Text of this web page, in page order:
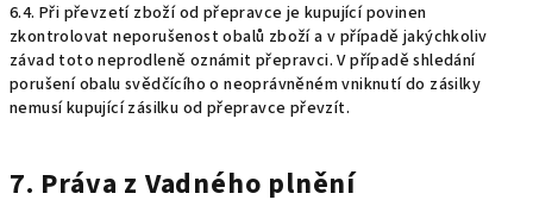
6.4. Při převzetí zboží od přepravce je kupující povinen
zkontrolovat neporušenost obalů zboží a v případě jakýchkoliv
závad toto neprodleně oznámit přepravci. V případě shledání
porušení obalu svědčícího o neoprávněném vniknutí do zásilky
nemusí kupující zásilku od přepravce převzít.
7. Práva z Vadného plnění